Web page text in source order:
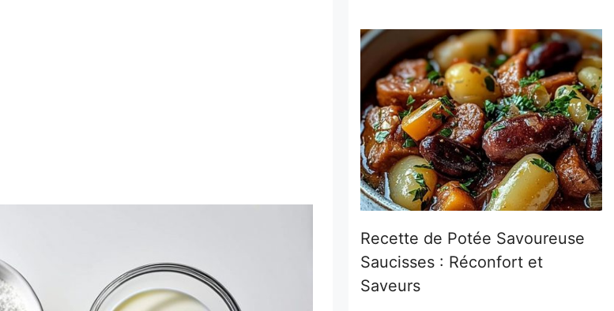
Recette de Potée Savoureuse
Saucisses : Réconfort et
Saveurs